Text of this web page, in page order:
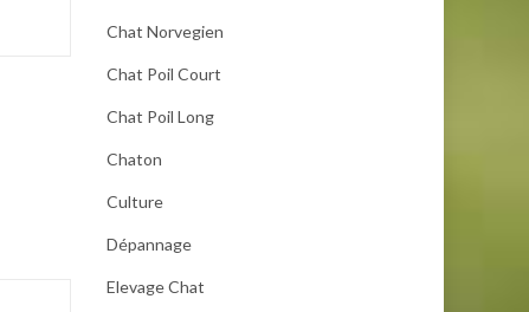
Chat Norvegien
Chat Poil Court
Chat Poil Long
Chaton
Culture
Dépannage
Elevage Chat